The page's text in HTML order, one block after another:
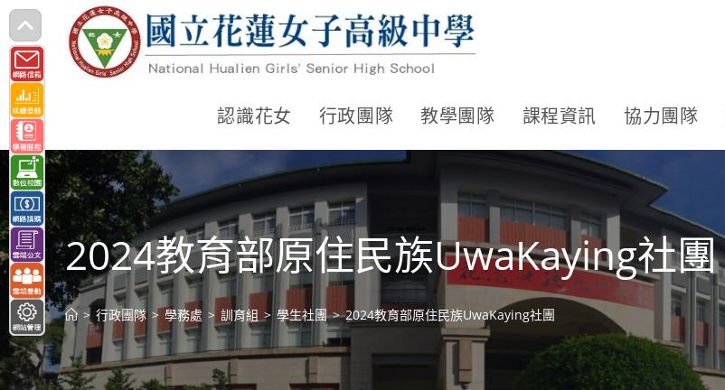
跳
轉
至
主
要
內
容
認識花女 行政團隊 教學團隊 課程資訊 協力團隊
2024教育部原住民族UwaKaying社團
> 行政團隊 > 學務處 > 訓育組 > 學生社團 > 2024教育部原住民族UwaKaying社團